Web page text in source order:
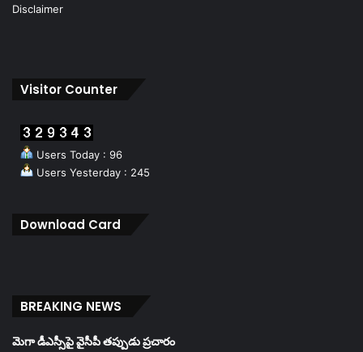
Disclaimer
Visitor Counter
Users Today : 96
Users Yesterday : 245
Download Card
BREAKING NEWS
మెగా డీఎస్సీపై వైసీపీ తప్పుడు ప్రచారం